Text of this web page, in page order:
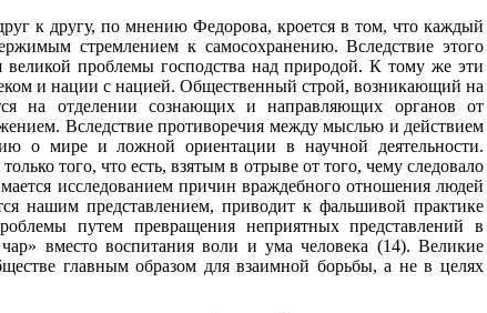
к другу, по мнению Федорова, кроется в том, что каждый
стремлением к самосохранению. Вследствие этого
проблемы господства над природой. К тому же эти
и нации с нацией. Общественный строй, возникающий на
на отделении сознающих и направляющих органов от
Вследствие противоречия между мыслью и действием
о мире и ложной ориентации в научной деятельности.
того, что есть, взятым в отрыве от того, чему следовало
исследованием причин враждебного отношения людей
нашим представлением, приводит к фальшивой практике
путем превращения неприятных представлений в
вместо воспитания воли и ума человека (14). Великие
главным образом для взаимной борьбы, а не в целях